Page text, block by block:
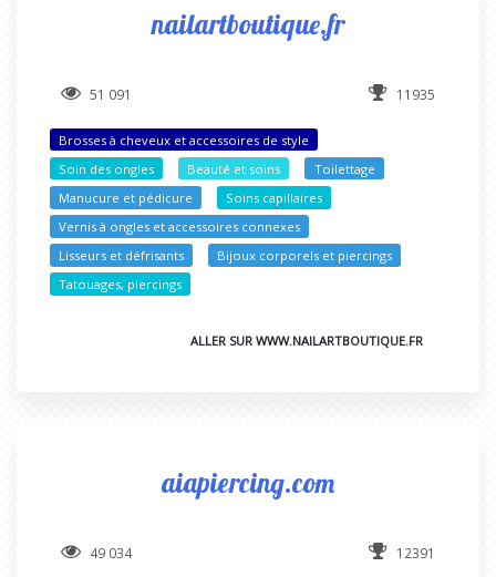
nailartboutique.fr
51 091 11935
Brosses à cheveux et accessoires de style
Soin des ongles
Beauté et soins
Toilettage
Manucure et pédicure
Soins capillaires
Vernis à ongles et accessoires connexes
Lisseurs et défrisants
Bijoux corporels et piercings
Tatouages, piercings
ALLER SUR WWW.NAILARTBOUTIQUE.FR
aiapiercing.com
49 034 12391